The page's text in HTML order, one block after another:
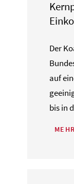
Der
auf
bis in